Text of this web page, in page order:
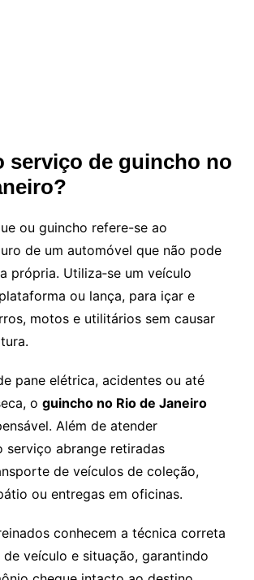
serviço de guincho no
ou guincho refere-se ao
de um automóvel que não pode
própria. Utiliza‑se um veículo
ou lança, para içar e
motos e utilitários sem causar
pane elétrica, acidentes ou até
o guincho no Rio de Janeiro
Além de atender
serviço abrange retiradas
de veículos de coleção,
ou entregas em oficinas.
conhecem a técnica correta
veículo e situação, garantindo